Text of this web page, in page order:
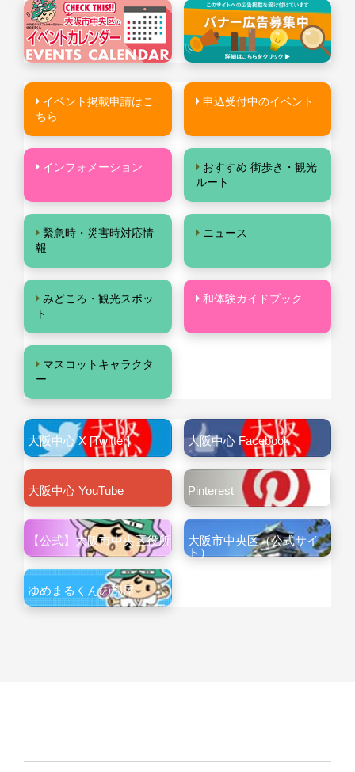
イベント掲載申請はこ
ちら
申込受付中のイベント
インフォメーション
おすすめ 街歩き・観光
ルート
緊急時・災害時対応情
報
ニュース
みどころ・観光スポッ
ト
和体験ガイドブック
マスコットキャラクタ
ー
大阪中心 X [Twitter] 大阪中心 Facebook
大阪中心 YouTube Pinterest
【公式】大阪市中央区役所
大阪市中央区（公式サイ
ト）
ゆめまるくんの部屋